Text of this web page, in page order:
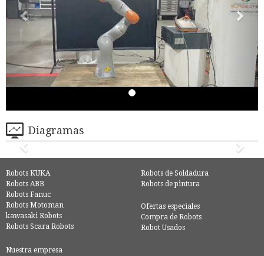
Diagramas
Robots KUKA
Robots ABB
Robots Fanuc
Robots Motoman
kawasaki Robots
Robots Scara Robots
Robots de Soldadura
Robots de pintura
Ofertas especiales
Compra de Robots
Robot Usados
Nuestra empresa